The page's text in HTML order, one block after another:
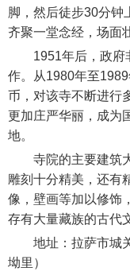
脚，然后徒步30分钟
齐聚一堂念经，场面
1951年后，政府非
作。从1980年至
币，对该寺不断进行
更加庄严华丽，成为
地。
寺院的主要建筑大
雕刻十分精美，还有
像，壁画等加以修饰
存有大量藏族的古代
地址：拉萨市城关
坳里）